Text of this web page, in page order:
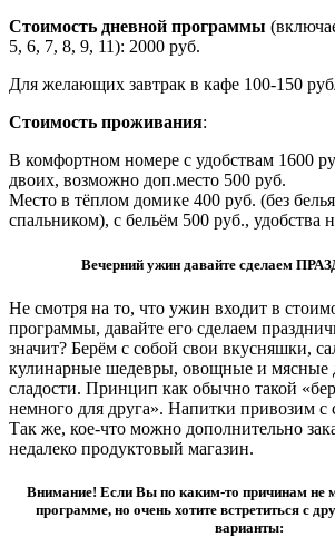
Стоимость дневной программы
5, 6, 7, 8, 9, 11): 2000 руб.
Для желающих завтрак в кафе 100-150
Стоимость проживания:
В комфортном номере с удобствам 1600
двоих, возможно доп.место 500 руб.
Место в тёплом домике 400 руб. (без
спальником), с бельём 500 руб., удобства
Вечерний ужин давайте сделаем
Не смотря на то, что ужин входит в
программы, давайте его сделаем
значит? Берём с собой свои вкусняшки,
кулинарные шедевры, овощные и мясные
сладости. Принцип как обычно такой
немного для друга». Напитки привозим
Так же, кое-что можно дополнительно
недалеко продуктовый магазин.
Внимание! Если Вы по каким-то причинам не
программе, но очень хотите встретиться с
варианты: